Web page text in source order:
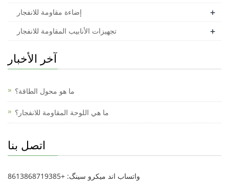
إضاءة مقاومة للانفجار +
تجهيزات الأنابيب المقاومة للانفجار +
آخر الأخبار
ما هو محول الطاقة؟
ما هي اللوحة المقاومة للانفجار؟
اتصل بنا
واتساب اند میکرو سینگ: +8613868719385